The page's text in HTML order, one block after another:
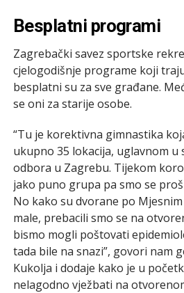
Besplatni programi
Zagrebački savez sportske
cjelogodišnje programe koji
besplatni su za sve građane.
se oni za starije osobe.
“Tu je korektivna gimnastika
ukupno 35 lokacija, uglavnom u
odbora u Zagrebu. Tijekom
jako puno grupa pa smo se
No kako su dvorane po
male, prebacili smo se na
bismo mogli poštovati
tada bile na snazi”, govori nam
Kukolja i dodaje kako je u
nelagodno vježbati na